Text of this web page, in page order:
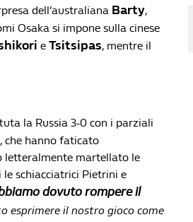
dell’australiana Barty,
Osaka si impone sulla cinese
e Tsitsipas, mentre il
la Russia 3-0 con i parziali
che hanno faticato
letteralmente martellato le
le schiacciatrici Pietrini e
dovuto rompere il
esprimere il nostro gioco come